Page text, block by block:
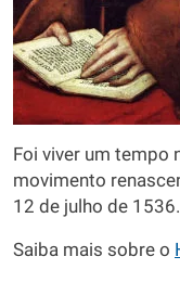
Foi viver um tempo
movimento
12 de julho de 1536.
Saiba mais sobre o